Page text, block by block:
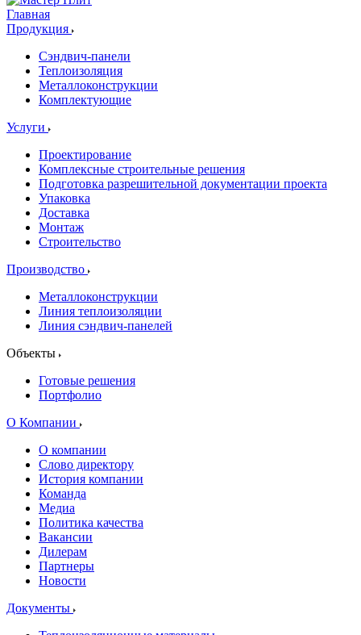
Главная
Продукция
Сэндвич-панели
Теплоизоляция
Металлоконструкции
Комплектующие
Услуги
Проектирование
Комплексные строительные решения
Подготовка разрешительной документации проекта
Упаковка
Доставка
Монтаж
Строительство
Производство
Металлоконструкции
Линия теплоизоляции
Линия сэндвич-панелей
Объекты
Готовые решения
Портфолио
О Компании
О компании
Слово директору
История компании
Команда
Медиа
Политика качества
Вакансии
Дилерам
Партнеры
Новости
Документы